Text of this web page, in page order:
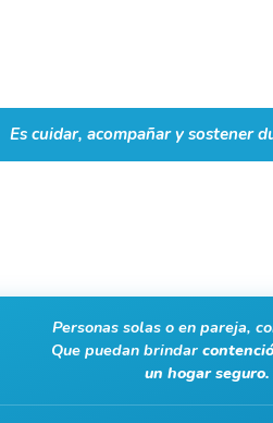
Es cuidar, acompañar y sostener
Personas solas o en pareja,
Que puedan brindar
un hogar seguro.